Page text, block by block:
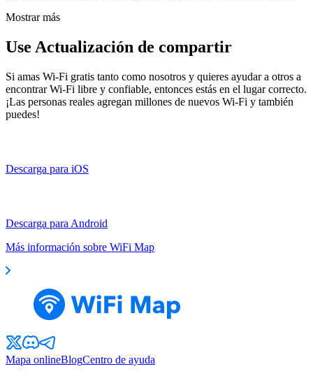
Mostrar más
Use Actualización de compartir
Si amas Wi-Fi gratis tanto como nosotros y quieres ayudar a otros a
encontrar Wi-Fi libre y confiable, entonces estás en el lugar correcto.
¡Las personas reales agregan millones de nuevos Wi-Fi y también
puedes!
Descarga para iOS
Descarga para Android
Más información sobre WiFi Map
Mapa onlineBlogCentro de ayuda